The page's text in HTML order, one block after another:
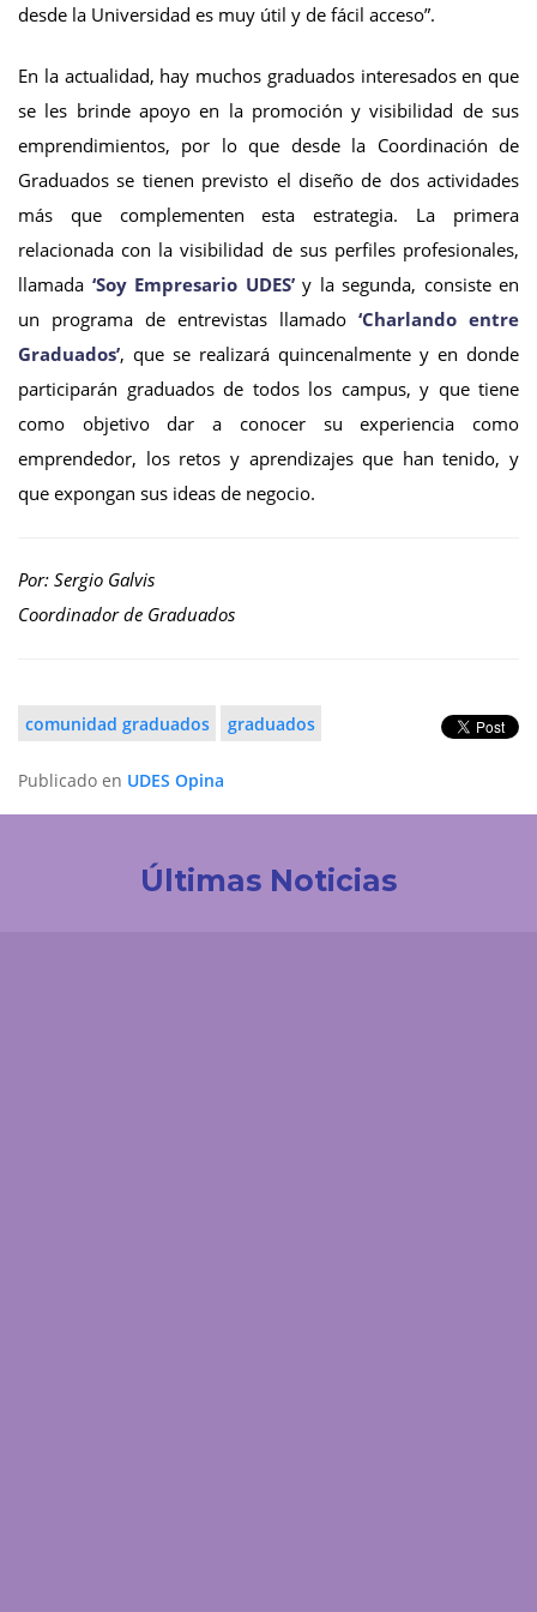
desde la Universidad es muy útil y de fácil acceso”.
En la actualidad, hay muchos graduados interesados en que
se les brinde apoyo en la promoción y visibilidad de sus
emprendimientos, por lo que desde la Coordinación de
Graduados se tienen previsto el diseño de dos actividades
más que complementen esta estrategia. La primera
relacionada con la visibilidad de sus perfiles profesionales,
llamada ‘Soy Empresario UDES’y la segunda, consiste en
un programa de entrevistas llamado ‘Charlando entre
Graduados’, que se realizará quincenalmente y en donde
participarán graduados de todos los campus, y que tiene
como objetivo dar a conocer su experiencia como
emprendedor, los retos y aprendizajes que han tenido, y
que expongan sus ideas de negocio.
Por: Sergio Galvis
Coordinador de Graduados
comunidad graduados graduados
Publicado en UDES Opina
Últimas Noticias